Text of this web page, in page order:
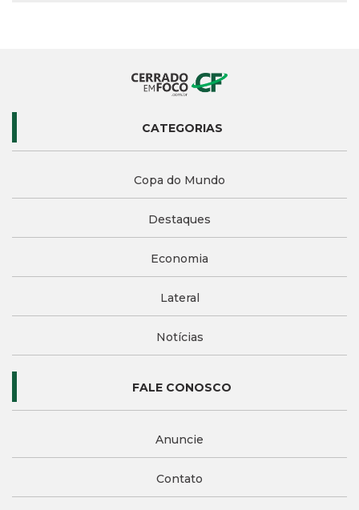
CATEGORIAS
Copa do Mundo
Destaques
Economia
Lateral
Notícias
FALE CONOSCO
Anuncie
Contato